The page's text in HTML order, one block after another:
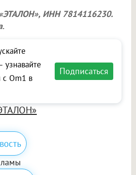
ИНН 7814116230.
.
узнавайте
Om1 в
Подписаться